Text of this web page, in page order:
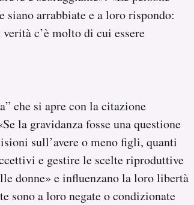
arrabbiate e a loro rispondo:
c’è molto di cui essere
che si apre con la citazione
la gravidanza fosse una questione
sull’avere o meno figli, quanti
e gestire le scelte riproduttive
donne» e influenzano la loro libertà
sono a loro negate o condizionate